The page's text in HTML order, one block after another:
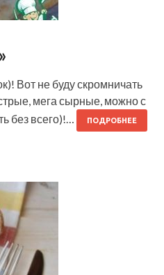
Вот не буду скромничать
мега сырные, можно с
без всего)!…
ПОДРОБНЕЕ